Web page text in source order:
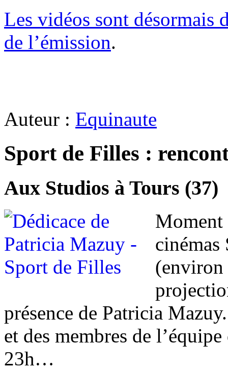
Les vidéos sont désormais
de l’émission.
Auteur : Equinaute
Sport de Filles :
Aux Studios à Tours (37)
cinémas
(environ
présence de Patricia
et des membres de
23h…